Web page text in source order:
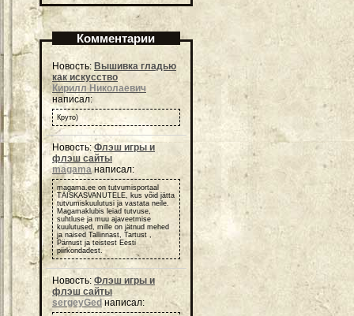
Комментарии
Новость: Вышивка гладью
как искусство
Кирилл Николаевич
написал:
Круто)
Новость:Флэш игры и
флэш сайты
magamaнаписал:
magama.ee on tutvumisportaal
TÄISKASVANUTELE, kus võid jätta
tutvumiskuulutusi ja vastata neile.
Magamaklubis leiad tutvuse,
suhtluse ja muu ajaveetmise
kuulutused, mille on jätnud mehed
ja naised Tallinnast, Tartust ,
Pärnust ja teistest Eesti
piirkondadest.
Новость: Флэш игры и
флэш сайты
sergeyGedнаписал: